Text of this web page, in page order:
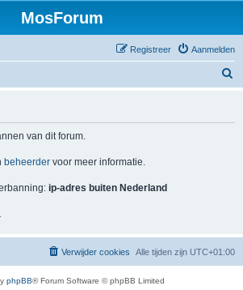
MosForum
Aanmelden
Registreer
van dit forum.
beheerder voor meer informatie.
ip-adres buiten Nederland
Alle tijden zijn UTC+01:00
Verwijder cookies
phpBB® Forum Software © phpBB Limited